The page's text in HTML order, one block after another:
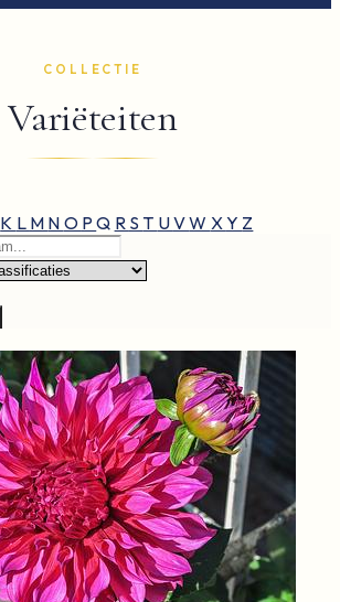
COLLECTIE
Variëteiten
K L M N O PQ R S T UVW XY Z